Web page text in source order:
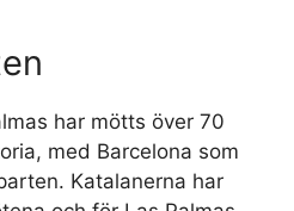
har mötts över 70
med Barcelona som
Katalanerna har